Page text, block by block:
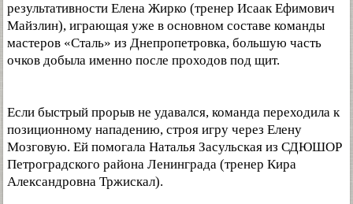
результативности Елена Жирко (тренер Исаак Ефимович
Майзлин), играющая уже в основном составе команды
мастеров «Сталь» из Днепропетровка, большую часть
очков добыла именно после проходов под щит.
Если быстрый прорыв не удавался, команда переходила к
позиционному нападению, строя игру через Елену
Мозговую. Ей помогала Наталья Засульская из СДЮШОР
Петроградского района Ленинграда (тренер Кира
Александровна Тржискал).